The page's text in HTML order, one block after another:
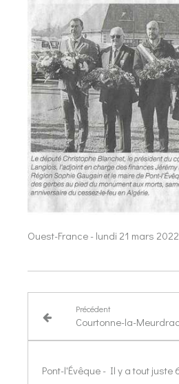
Ouest-France - lundi 21 mars 2022
Précédent